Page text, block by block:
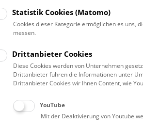
und Schulprogrammen finden
Erwachsene (0)
Familien (0)
Statistik Cookies (Matomo)
Cookies dieser Kategorie ermöglichen es uns,
messen.
Drittanbieter Cookies
Diese Cookies werden von Unternehmen
Drittanbieter führen die Informationen unter
Drittanbieter Cookies wir Ihnen Content, wie
YouTube
Mit der Deaktivierung von Youtube